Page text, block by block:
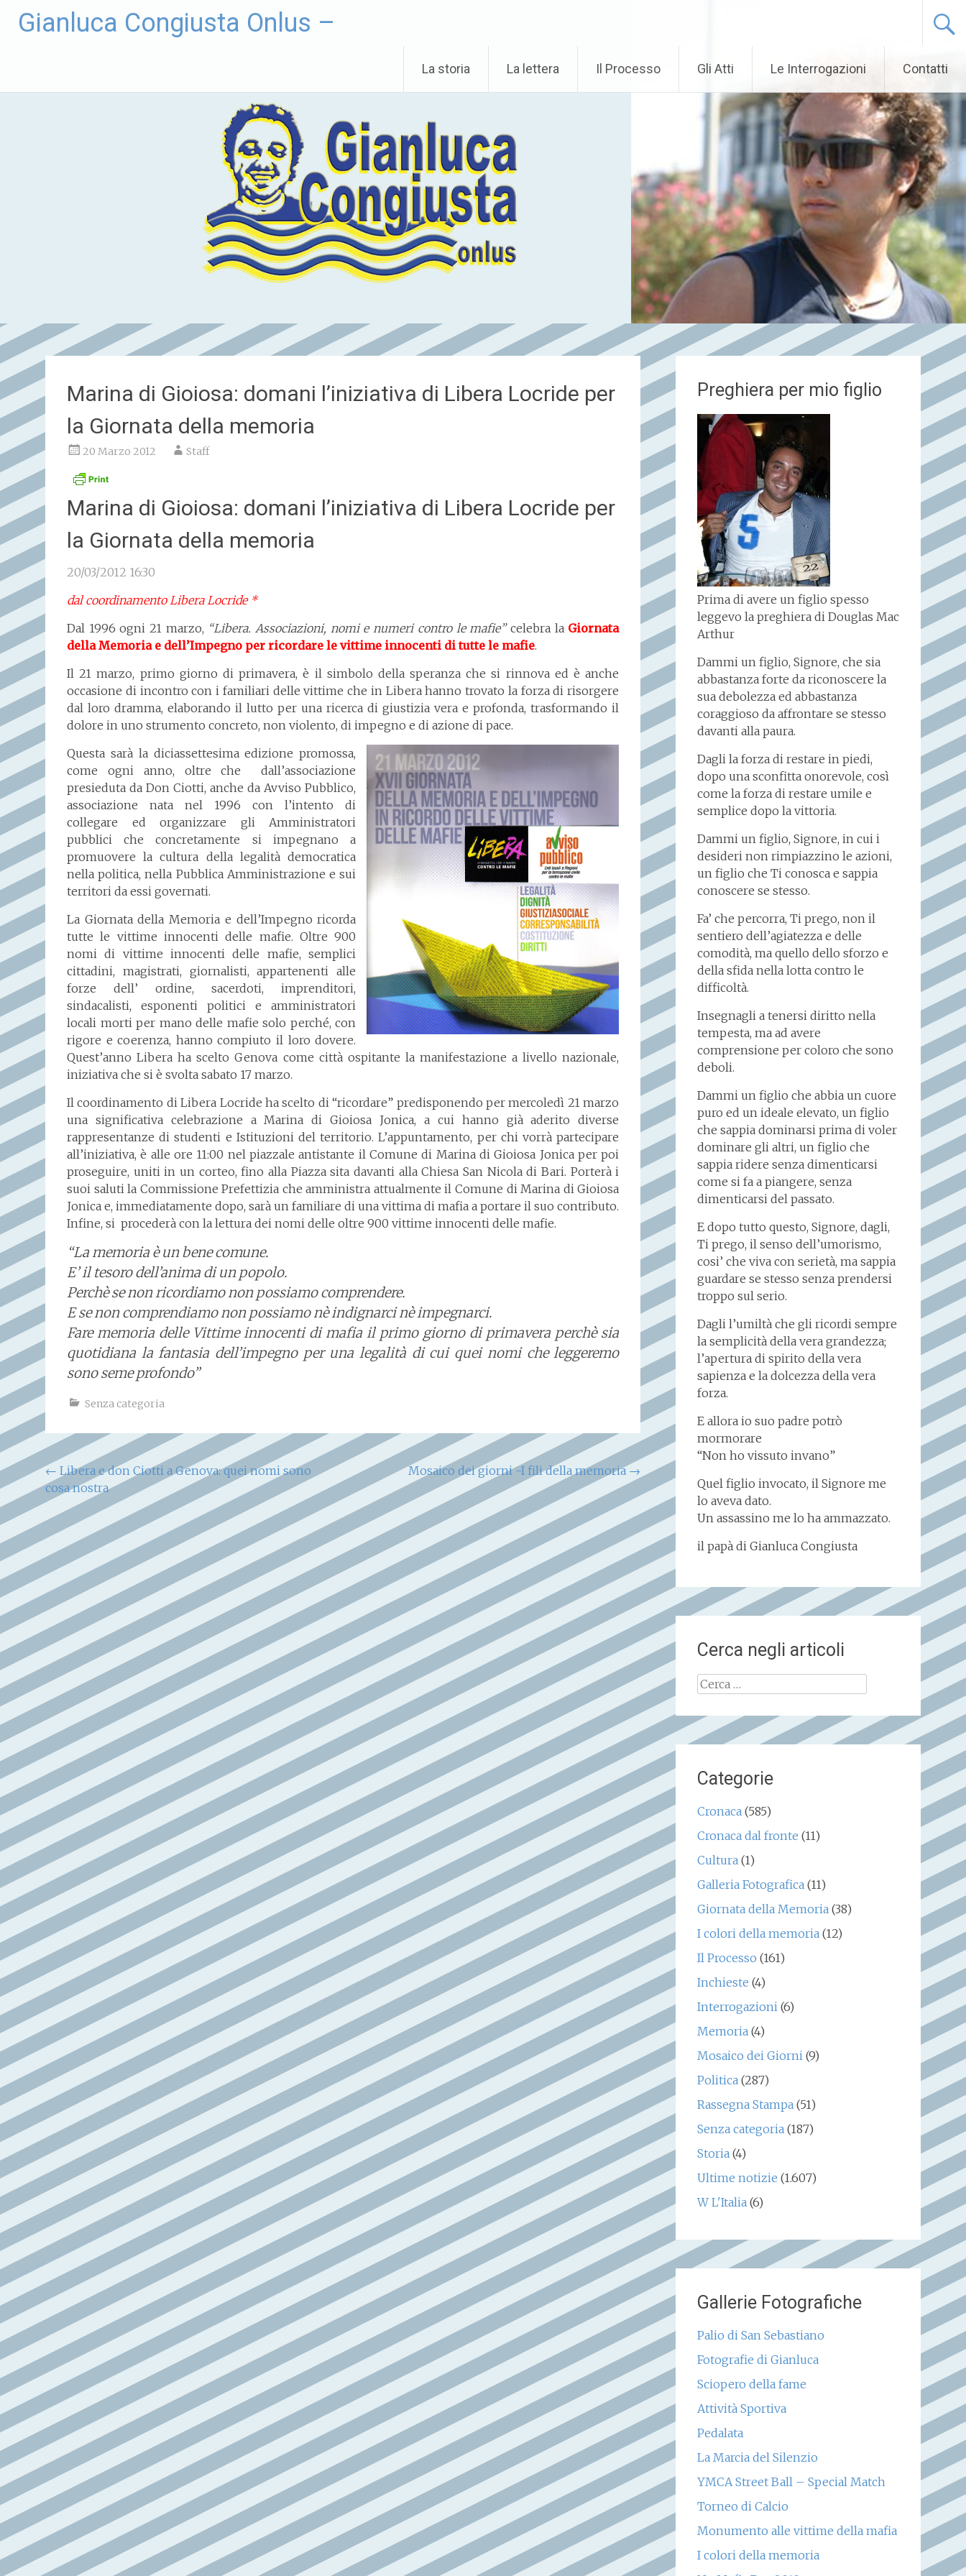
Gianluca Congiusta Onlus –
La storia La lettera Il Processo Gli Atti Le Interrogazioni Contatti
Marina di Gioiosa: domani l’iniziativa di Libera Locride per
la Giornata della memoria
20 Marzo 2012 Staff
Marina di Gioiosa: domani l’iniziativa di Libera Locride per
la Giornata della memoria
20/03/2012 16:30
dal coordinamento Libera Locride *
Dal 1996 ogni 21 marzo, “Libera. Associazioni, nomi e numeri contro le mafie”celebra la Giornata
della Memoria e dell’Impegno per ricordare le vittime innocenti di tutte le mafie.
Il 21 marzo, primo giorno di primavera, è il simbolo della speranza che si rinnova ed è anche
occasione di incontro con i familiari delle vittime che in Libera hanno trovato la forza di risorgere
dal loro dramma, elaborando il lutto per una ricerca di giustizia vera e profonda, trasformando il
dolore in uno strumento concreto, non violento, di impegno e di azione di pace.
Questa sarà la diciassettesima edizione promossa,
come ogni anno, oltre che dall’associazione
presieduta da Don Ciotti, anche da Avviso Pubblico,
associazione nata nel 1996 con l’intento di
collegare ed organizzare gli Amministratori
pubblici che concretamente si impegnano a
promuovere la cultura della legalità democratica
nella politica, nella Pubblica Amministrazione e sui
territori da essi governati.
La Giornata della Memoria e dell’Impegno ricorda
tutte le vittime innocenti delle mafie. Oltre 900
nomi di vittime innocenti delle mafie, semplici
cittadini, magistrati, giornalisti, appartenenti alle
forze dell’ ordine, sacerdoti, imprenditori,
sindacalisti, esponenti politici e amministratori
locali morti per mano delle mafie solo perché, con
rigore e coerenza, hanno compiuto il loro dovere.
Quest’anno Libera ha scelto Genova come città ospitante la manifestazione a livello nazionale,
iniziativa che si è svolta sabato 17 marzo.
Il coordinamento di Libera Locride ha scelto di “ricordare” predisponendo per mercoledì 21 marzo
una significativa celebrazione a Marina di Gioiosa Jonica, a cui hanno già aderito diverse
rappresentanze di studenti e Istituzioni del territorio. L’appuntamento, per chi vorrà partecipare
all’iniziativa, è alle ore 11:00 nel piazzale antistante il Comune di Marina di Gioiosa Jonica per poi
proseguire, uniti in un corteo, fino alla Piazza sita davanti alla Chiesa San Nicola di Bari. Porterà i
suoi saluti la Commissione Prefettizia che amministra attualmente il Comune di Marina di Gioiosa
Jonica e, immediatamente dopo, sarà un familiare di una vittima di mafia a portare il suo contributo.
Infine, si procederà con la lettura dei nomi delle oltre 900 vittime innocenti delle mafie.
“La memoria è un bene comune.
E’ il tesoro dell’anima di un popolo.
Perchè se non ricordiamo non possiamo comprendere.
E se non comprendiamo non possiamo nè indignarci nè impegnarci.
Fare memoria delle Vittime innocenti di mafia il primo giorno di primavera perchè sia
quotidiana la fantasia dell’impegno per una legalità di cui quei nomi che leggeremo
sono seme profondo”
Senza categoria
Navigazione
articoli
← Libera e don Ciotti a Genova: quei nomi sono
cosa nostra
Mosaico dei giorni -I fili della memoria →
Preghiera per mio figlio
Prima di avere un figlio spesso
leggevo la preghiera di Douglas Mac
Arthur
Dammi un figlio, Signore, che sia
abbastanza forte da riconoscere la
sua debolezza ed abbastanza
coraggioso da affrontare se stesso
davanti alla paura.
Dagli la forza di restare in piedi,
dopo una sconfitta onorevole, così
come la forza di restare umile e
semplice dopo la vittoria.
Dammi un figlio, Signore, in cui i
desideri non rimpiazzino le azioni,
un figlio che Ti conosca e sappia
conoscere se stesso.
Fa’ che percorra, Ti prego, non il
sentiero dell’agiatezza e delle
comodità, ma quello dello sforzo e
della sfida nella lotta contro le
difficoltà.
Insegnagli a tenersi diritto nella
tempesta, ma ad avere
comprensione per coloro che sono
deboli.
Dammi un figlio che abbia un cuore
puro ed un ideale elevato, un figlio
che sappia dominarsi prima di voler
dominare gli altri, un figlio che
sappia ridere senza dimenticarsi
come si fa a piangere, senza
dimenticarsi del passato.
E dopo tutto questo, Signore, dagli,
Ti prego, il senso dell’umorismo,
cosi’ che viva con serietà, ma sappia
guardare se stesso senza prendersi
troppo sul serio.
Dagli l’umiltà che gli ricordi sempre
la semplicità della vera grandezza;
l’apertura di spirito della vera
sapienza e la dolcezza della vera
forza.
E allora io suo padre potrò
mormorare
“Non ho vissuto invano”
Quel figlio invocato, il Signore me
lo aveva dato.
Un assassino me lo ha ammazzato.
il papà di Gianluca Congiusta
Cerca negli articoli
Ricerca
Categorie
Cronaca(585)
Cronaca dal fronte (11)
Cultura(1)
Galleria Fotografica(11)
Giornata della Memoria(38)
I colori della memoria(12)
Il Processo (161)
Inchieste (4)
Interrogazioni(6)
Memoria(4)
Mosaico dei Giorni(9)
Politica(287)
Rassegna Stampa(51)
Senza categoria(187)
Storia(4)
Ultime notizie (1.607)
W L'Italia(6)
Gallerie Fotografiche
Palio di San Sebastiano
Fotografie di Gianluca
Sciopero della fame
Attività Sportiva
Pedalata
La Marcia del Silenzio
YMCA Street Ball – Special Match
Torneo di Calcio
Monumento alle vittime della mafia
I colori della memoria